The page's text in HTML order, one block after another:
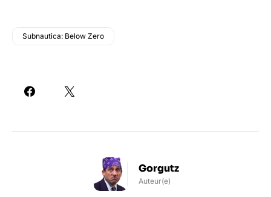
Subnautica: Below Zero
Gorgutz
Auteur(e)